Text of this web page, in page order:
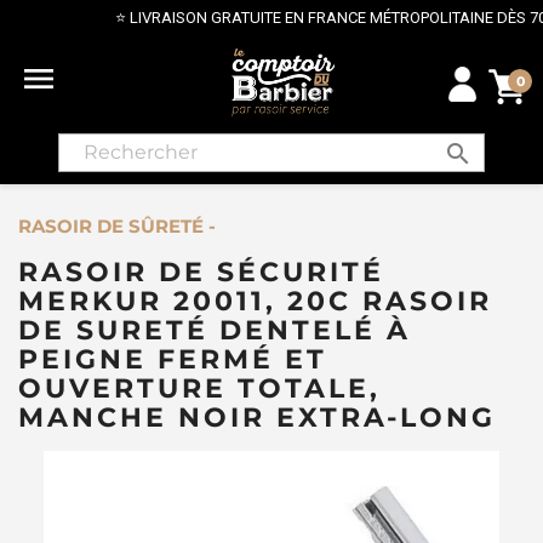
⭐ LIVRAISON GRATUITE EN FRANCE MÉTROPOLITAINE DÈS 70€ ⭐
 0
search
RASOIR DE SÛRETÉ -
RASOIR DE SÉCURITÉ
MERKUR 20011, 20C RASOIR
DE SURETÉ DENTELÉ À
PEIGNE FERMÉ ET
OUVERTURE TOTALE,
MANCHE NOIR EXTRA-LONG